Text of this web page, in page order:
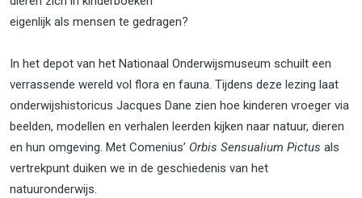
eigenlijk als mensen te gedragen?
In het depot van het Nationaal Onderwijsmuseum schuilt een
verrassende wereld vol flora en fauna. Tijdens deze lezing laat
onderwijshistoricus Jacques Dane zien hoe kinderen vroeger via
beelden, modellen en verhalen leerden kijken naar natuur, dieren
en hun omgeving. Met Comenius’ Orbis Sensualium Pictus als
vertrekpunt duiken we in de geschiedenis van het
natuuronderwijs.